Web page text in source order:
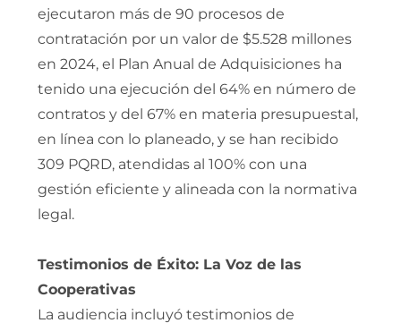
ejecutaron más de 90 procesos de
contratación por un valor de $5.528 millones
en 2024, el Plan Anual de Adquisiciones ha
tenido una ejecución del 64% en número de
contratos y del 67% en materia presupuestal,
en línea con lo planeado, y se han recibido
309 PQRD, atendidas al 100% con una
gestión eficiente y alineada con la normativa
legal.
Testimonios de Éxito: La Voz de las
Cooperativas
La audiencia incluyó testimonios de